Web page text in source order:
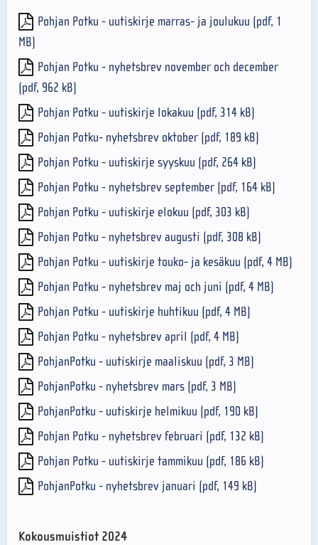
Pohjan Potku - uutiskirje marras- ja joulukuu (pdf, 1
MB)
Pohjan Potku - nyhetsbrev november och december
(pdf, 962 kB)
Pohjan Potku - uutiskirje lokakuu (pdf, 314 kB)
Pohjan Potku- nyhetsbrev oktober (pdf, 189 kB)
Pohjan Potku - uutiskirje syyskuu (pdf, 264 kB)
Pohjan Potku - nyhetsbrev september (pdf, 164 kB)
Pohjan Potku - uutiskirje elokuu (pdf, 303 kB)
Pohjan Potku - nyhetsbrev augusti (pdf, 308 kB)
Pohjan Potku - uutiskirje touko- ja kesäkuu (pdf, 4 MB)
Pohjan Potku - nyhetsbrev maj och juni (pdf, 4 MB)
Pohjan Potku - uutiskirje huhtikuu (pdf, 4 MB)
Pohjan Potku - nyhetsbrev april (pdf, 4 MB)
PohjanPotku - uutiskirje maaliskuu (pdf, 3 MB)
PohjanPotku - nyhetsbrev mars (pdf, 3 MB)
PohjanPotku - uutiskirje helmikuu (pdf, 190 kB)
Pohjan Potku - nyhetsbrev februari (pdf, 132 kB)
Pohjan Potku - uutiskirje tammikuu (pdf, 186 kB)
PohjanPotku - nyhetsbrev januari (pdf, 149 kB)
Kokousmuistiot 2024